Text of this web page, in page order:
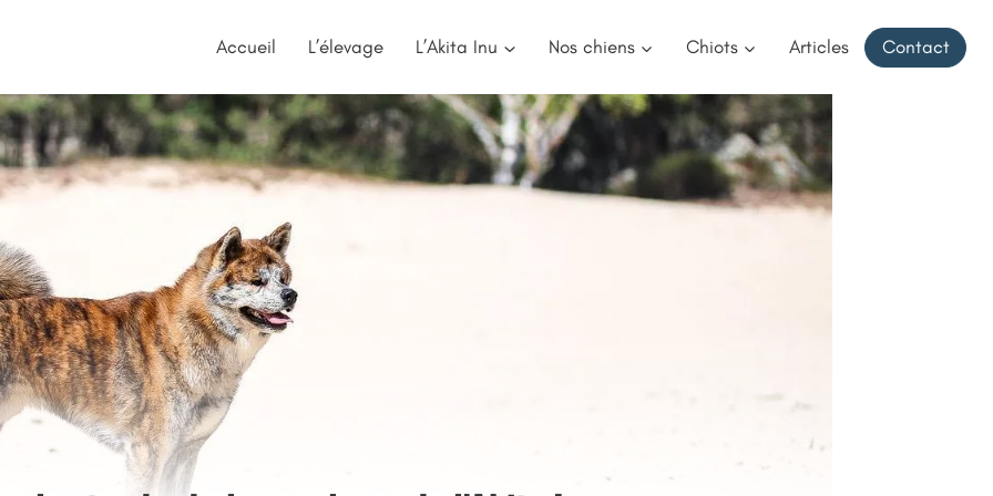
Accueil L’élevage L’Akita Inu Nos chiens Chiots Articles Contact